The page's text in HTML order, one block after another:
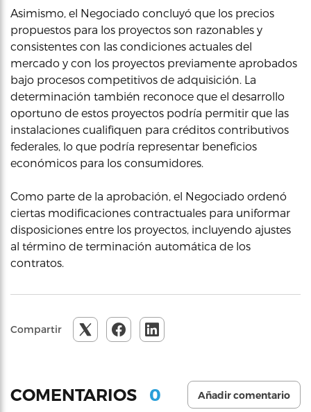
Asimismo, el Negociado concluyó que los precios
propuestos para los proyectos son razonables y
consistentes con las condiciones actuales del
mercado y con los proyectos previamente aprobados
bajo procesos competitivos de adquisición. La
determinación también reconoce que el desarrollo
oportuno de estos proyectos podría permitir que las
instalaciones cualifiquen para créditos contributivos
federales, lo que podría representar beneficios
económicos para los consumidores.
Como parte de la aprobación, el Negociado ordenó
ciertas modificaciones contractuales para uniformar
disposiciones entre los proyectos, incluyendo ajustes
al término de terminación automática de los
contratos.
Compartir
COMENTARIOS 0 Añadir comentario